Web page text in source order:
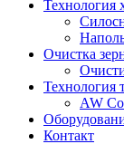
Технология
Очистка
Технология
AW
Контакт